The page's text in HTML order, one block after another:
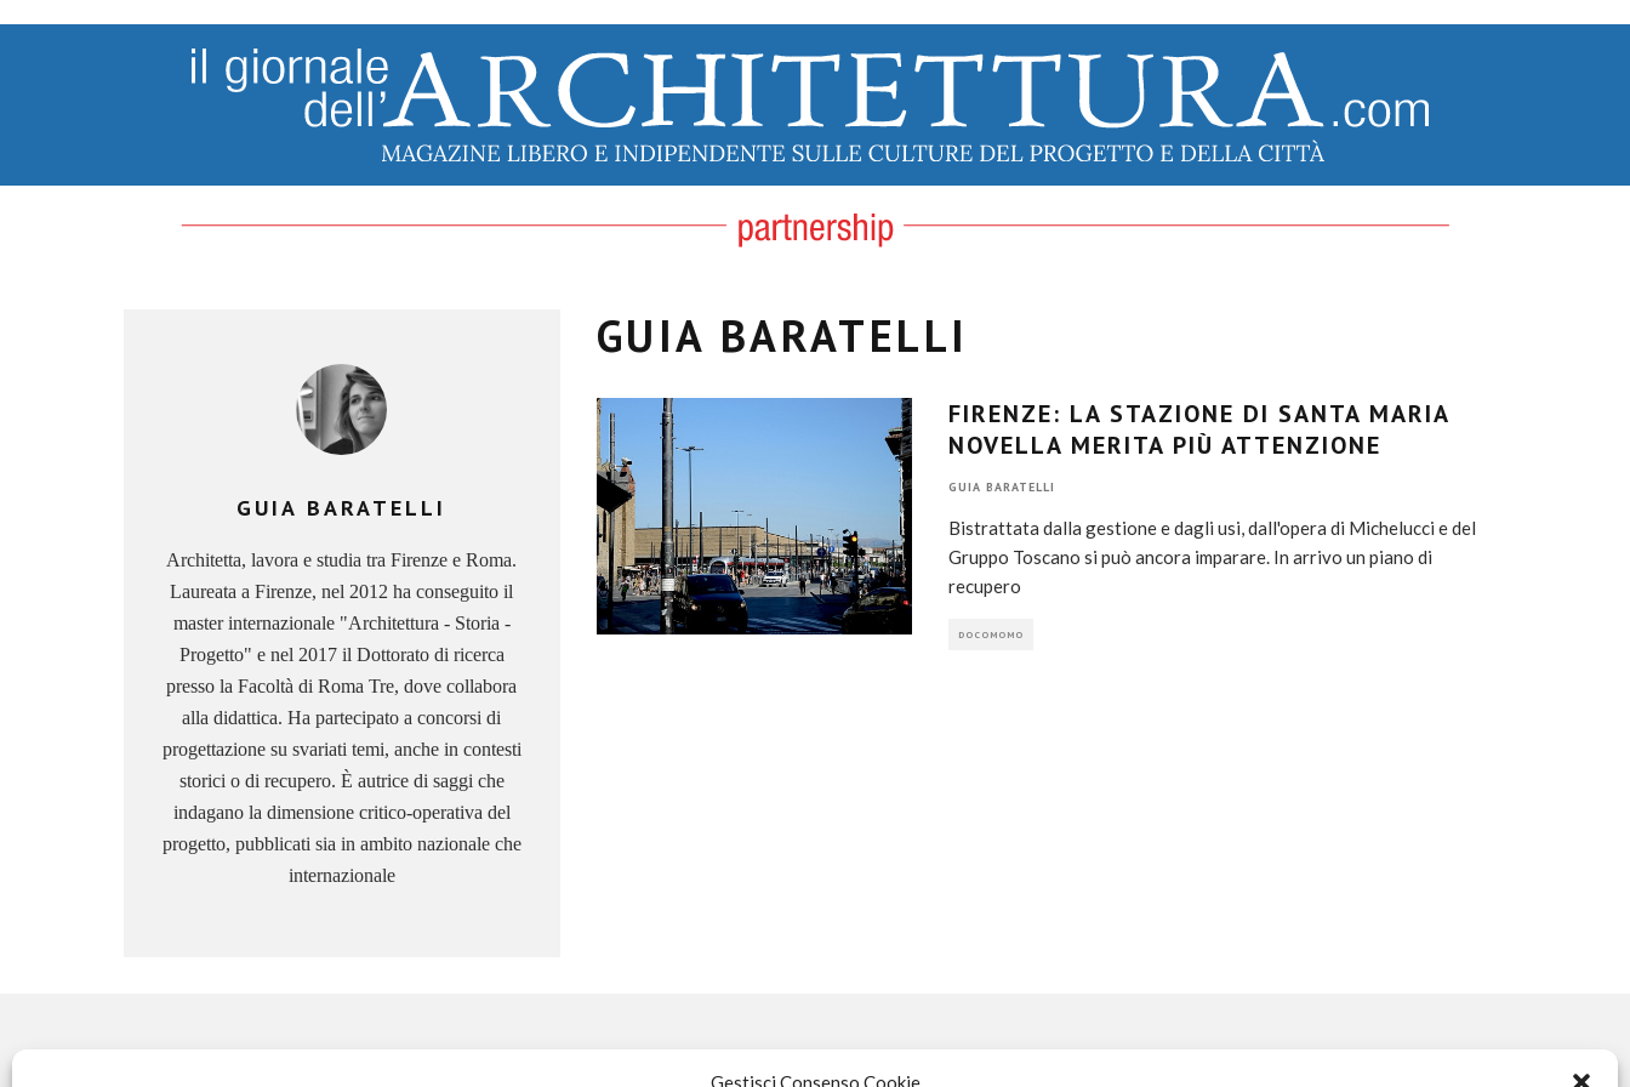
Gestisci Consenso Cookie
GUIA BARATELLI
Architetta, lavora e studia tra Firenze e Roma.
Laureata a Firenze, nel 2012 ha conseguito il
master internazionale "Architettura - Storia -
Progetto" e nel 2017 il Dottorato di ricerca
presso la Facoltà di Roma Tre, dove collabora
alla didattica. Ha partecipato a concorsi di
progettazione su svariati temi, anche in contesti
storici o di recupero. È autrice di saggi che
indagano la dimensione critico-operativa del
progetto, pubblicati sia in ambito nazionale che
internazionale
GUIA BARATELLI
FIRENZE: LA STAZIONE DI SANTA MARIA
NOVELLA MERITA PIÙ ATTENZIONE
GUIA BARATELLI
Bistrattata dalla gestione e dagli usi, dall'opera di Michelucci e del
Gruppo Toscano si può ancora imparare. In arrivo un piano di
recupero
DOCOMOMO